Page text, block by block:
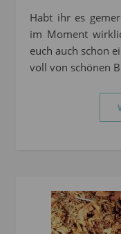
Habt ihr es gemerkt? Wir lesen im Heldenhaushalt
im Moment
euch auch schon
voll von schönen